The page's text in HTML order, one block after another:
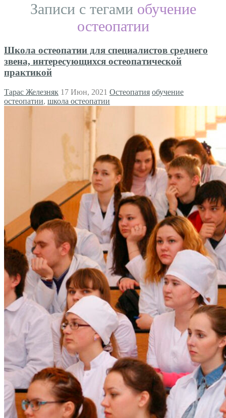
Записи с тегами обучение
остеопатии
Школа остеопатии для специалистов среднего
звена, интересующихся остеопатической
практикой
Тарас Железняк 17 Июн, 2021 Остеопатия обучение
остеопатии, школа остеопатии